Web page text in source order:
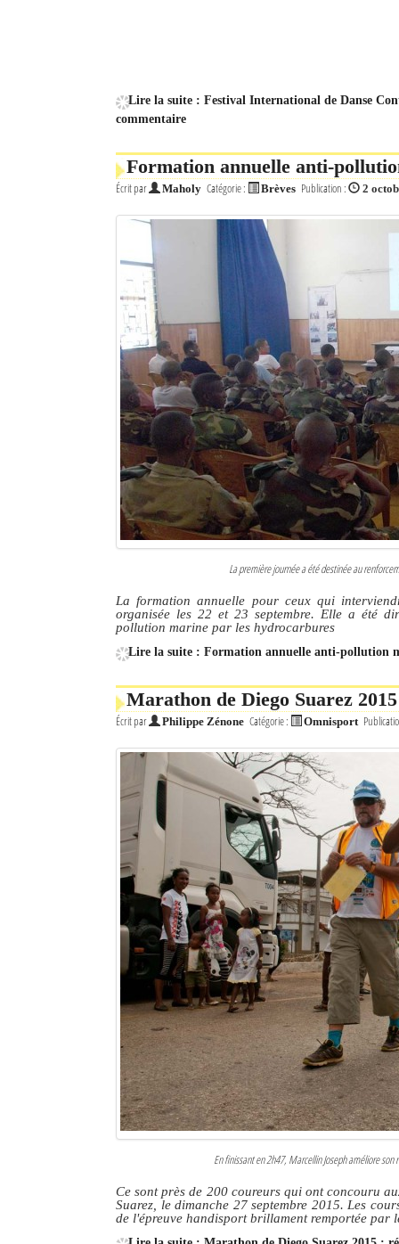
Identifiant oublié ?
Mot de passe oublié ?
Lire la suite : Festival International de Danse
commentaire
Formation annuelle anti-
Écrit par Maholy Catégorie : Brèves Publication : 2
La première journée a été destinée au
La formation annuelle pour ceux qui
organisée les 22 et 23 septembre. Elle a été
pollution marine par les hydrocarbures
Lire la suite : Formation annuelle anti-pollution
Marathon de Diego Suarez
Écrit par Philippe Zénone Catégorie : Omnisport
En finissant en 2h47, Marcellin Joseph améliore
Ce sont près de 200 coureurs qui ont concouru
Suarez, le dimanche 27 septembre 2015. Les
de l'épreuve handisport brillament remportée par